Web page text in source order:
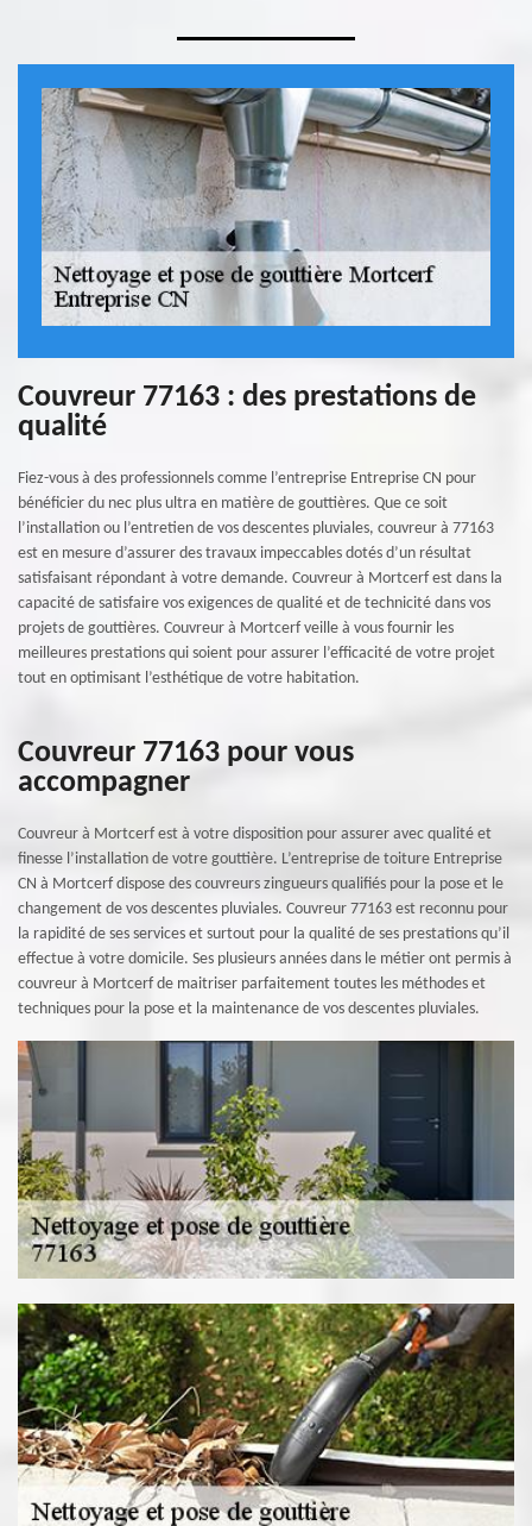
Couvreur 77163 : des prestations de
qualité
Fiez-vous à des professionnels comme l’entreprise Entreprise CN pour
bénéficier du nec plus ultra en matière de gouttières. Que ce soit
l’installation ou l’entretien de vos descentes pluviales, couvreur à 77163
est en mesure d’assurer des travaux impeccables dotés d’un résultat
satisfaisant répondant à votre demande. Couvreur à Mortcerf est dans la
capacité de satisfaire vos exigences de qualité et de technicité dans vos
projets de gouttières. Couvreur à Mortcerf veille à vous fournir les
meilleures prestations qui soient pour assurer l’efficacité de votre projet
tout en optimisant l’esthétique de votre habitation.
Couvreur 77163 pour vous
accompagner
Couvreur à Mortcerf est à votre disposition pour assurer avec qualité et
finesse l’installation de votre gouttière. L’entreprise de toiture Entreprise
CN à Mortcerf dispose des couvreurs zingueurs qualifiés pour la pose et le
changement de vos descentes pluviales. Couvreur 77163 est reconnu pour
la rapidité de ses services et surtout pour la qualité de ses prestations qu’il
effectue à votre domicile. Ses plusieurs années dans le métier ont permis à
couvreur à Mortcerf de maitriser parfaitement toutes les méthodes et
techniques pour la pose et la maintenance de vos descentes pluviales.